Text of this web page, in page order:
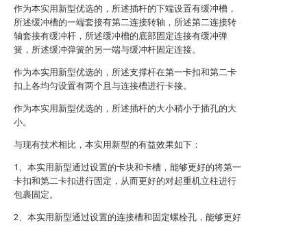
作为本实用新型优选的，所述插杆的下端设置有缓冲槽，
所述缓冲槽的一端套接有第二连接转轴，所述第二连接转
轴套接有缓冲杆，所述缓冲槽的底部固定连接有缓冲弹
簧，所述缓冲弹簧的另一端与缓冲杆固定连接。
作为本实用新型优选的，所述支撑杆在第一卡扣和第二卡
扣上各均匀设置有两个且与连接槽进行卡接。
作为本实用新型优选的，所述插杆的大小稍小于插孔的大
小。
与现有技术相比，本实用新型的有益效果如下：
1、本实用新型通过设置的卡块和卡槽，能够更好的将第一
卡扣和第二卡扣进行固定，从而更好的对起重机立柱进行
包裹固定。
2、本实用新型通过设置的连接槽和固定螺栓孔，能够更好